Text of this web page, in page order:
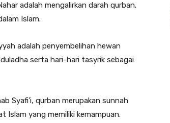
adalah mengalirkan darah qurban.
Islam.
adalah penyembelihan hewan
serta hari-hari tasyrik sebagai
Syafi’i, qurban merupakan sunnah
Islam yang memiliki kemampuan.